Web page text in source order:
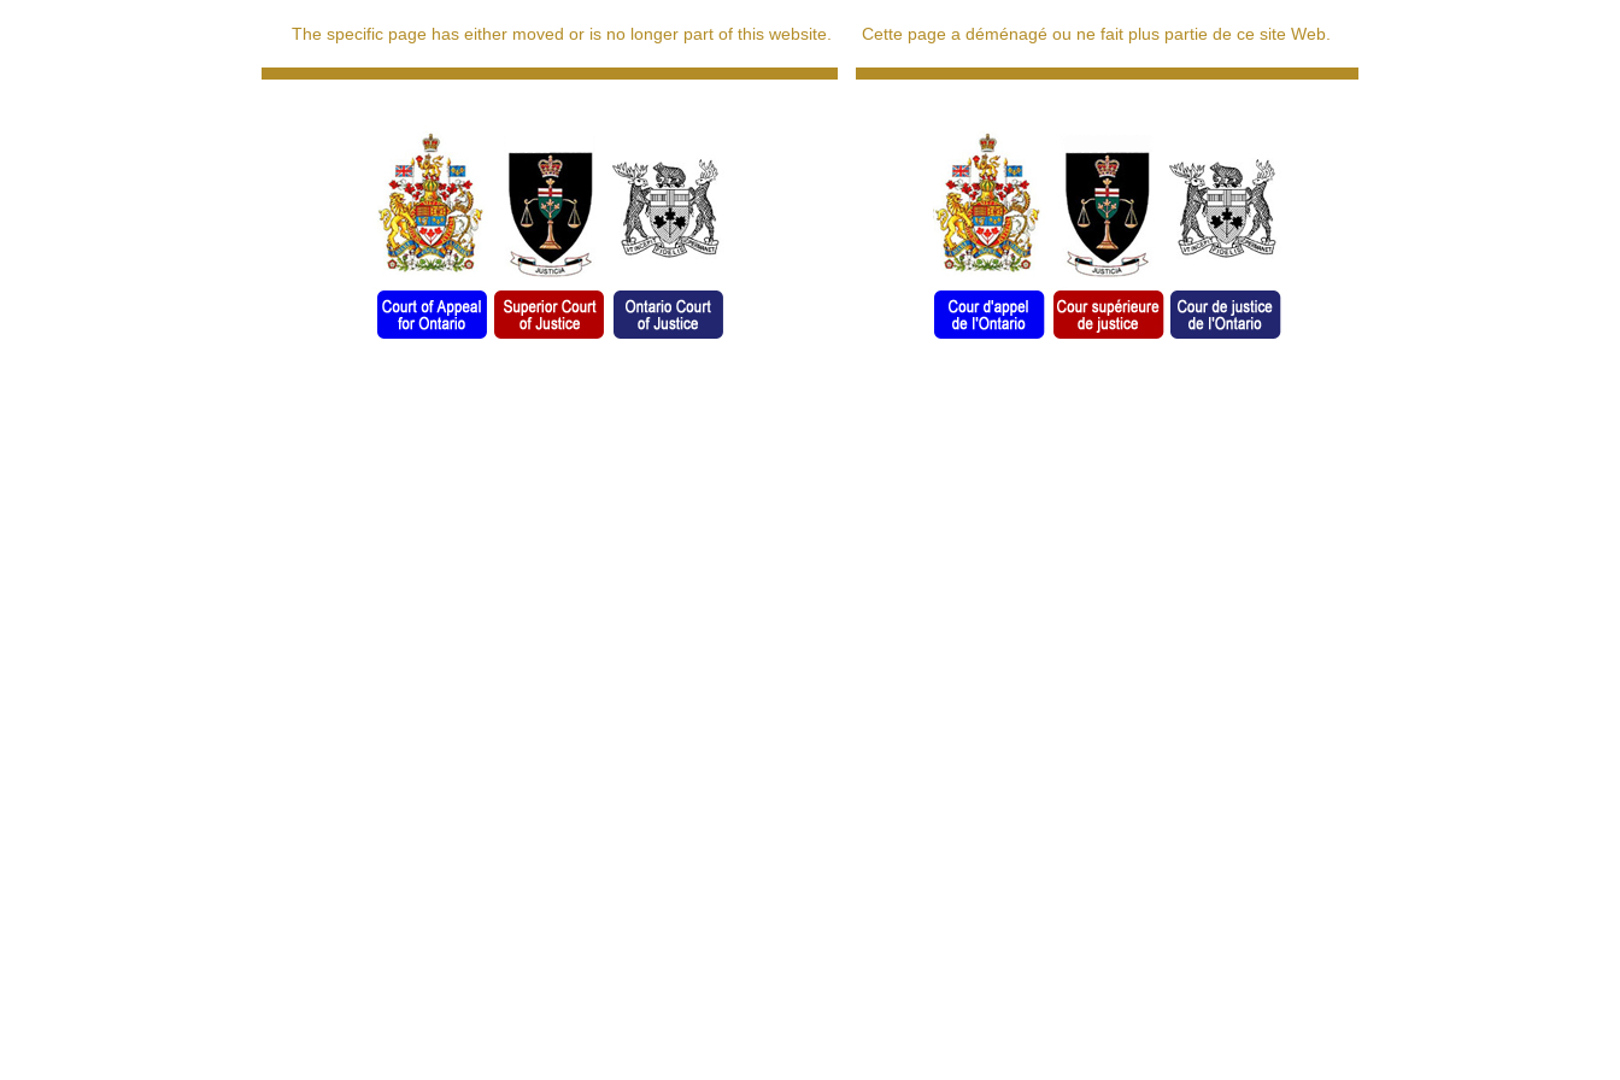
The specific page has either moved or is no longer part of this website. Cette page a déménagé ou ne fait plus partie de ce site Web.